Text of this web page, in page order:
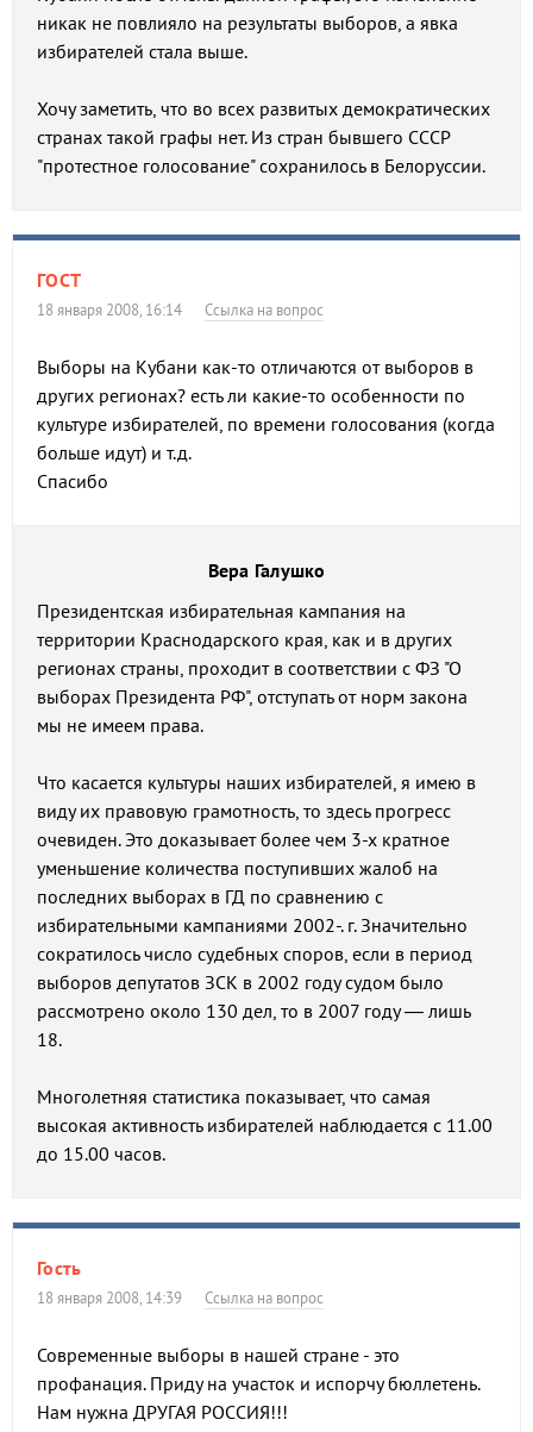
никак не повлияло на результаты выборов, а явка
избирателей стала выше.
Хочу заметить, что во всех развитых демократических
странах такой графы нет. Из стран бывшего СССР
"протестное голосование" сохранилось в Белоруссии.
ГОСТ
18 января 2008, 16:14 Ссылка на вопрос
Выборы на Кубани как-то отличаются от выборов в
других регионах? есть ли какие-то особенности по
культуре избирателей, по времени голосования (когда
больше идут) и т.д.
Спасибо
Вера Галушко
Президентская избирательная кампания на
территории Краснодарского края, как и в других
регионах страны, проходит в соответствии с ФЗ "О
выборах Президента РФ", отступать от норм закона
мы не имеем права.
Что касается культуры наших избирателей, я имею в
виду их правовую грамотность, то здесь прогресс
очевиден. Это доказывает более чем 3-х кратное
уменьшение количества поступивших жалоб на
последних выборах в ГД по сравнению с
избирательными кампаниями 2002-. г. Значительно
сократилось число судебных споров, если в период
выборов депутатов ЗСК в 2002 году судом было
рассмотрено около 130 дел, то в 2007 году — лишь
18.
Многолетняя статистика показывает, что самая
высокая активность избирателей наблюдается с 11.00
до 15.00 часов.
Гость
18 января 2008, 14:39 Ссылка на вопрос
Современные выборы в нашей стране - это
профанация. Приду на участок и испорчу бюллетень.
Нам нужна ДРУГАЯ РОССИЯ!!!